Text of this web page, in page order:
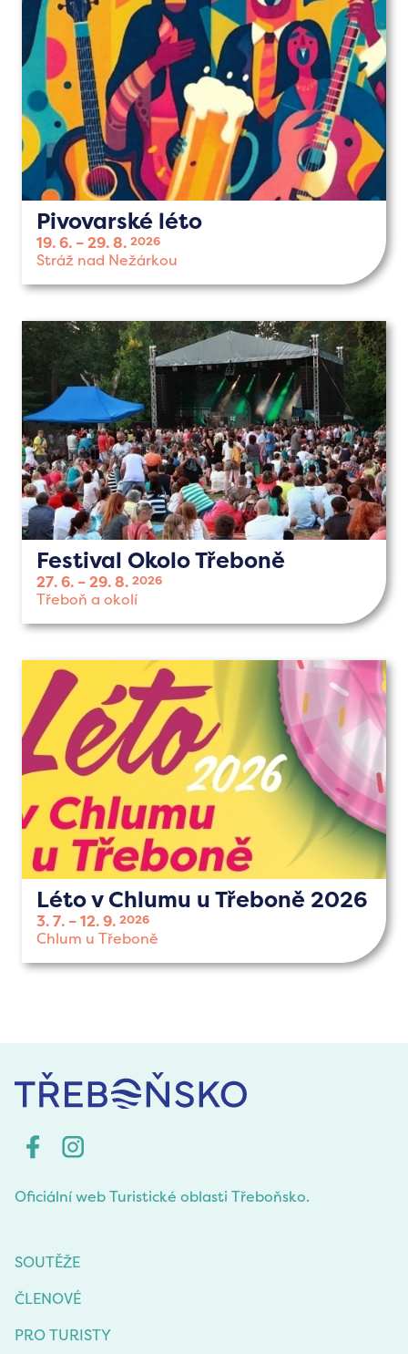
Pivovarské léto
19. 6. 29. 8. 2026
Stráž nad Nežárkou
Festival Okolo Třeboně
27. 6. 29. 8. 2026
Třeboň a okolí
Léto v Chlumu u Třeboně 2026
3. 7. 12. 9. 2026
Chlum u Třeboně
Oficiální web Turistické oblasti Třeboňsko.
SOUTĚŽE
ČLENOVÉ
PRO TURISTY